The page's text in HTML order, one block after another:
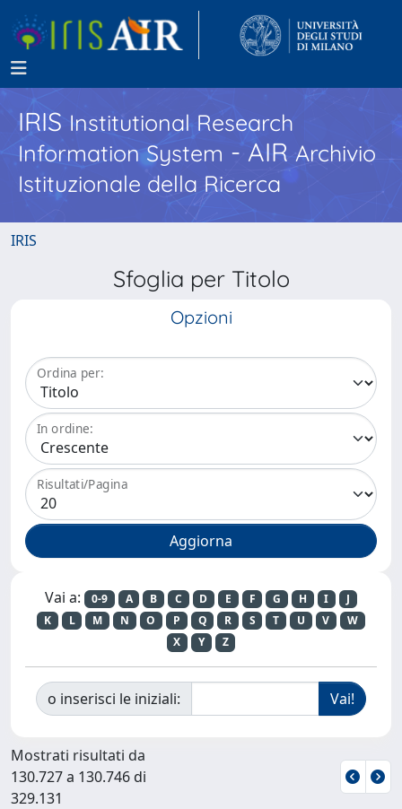
IRISInstitutional Research
Information System - AIR Archivio
Istituzionale della Ricerca
IRIS
Sfoglia per Titolo
Opzioni
Ordina per:
In ordine:
Risultati/Pagina
Vai a: 0-9 A B C D E F G H I
J
K
L M N O P Q R S T U V
W
X
Y Z
o inserisci le iniziali:
Mostrati risultati da
130.727 a 130.746 di
329.131